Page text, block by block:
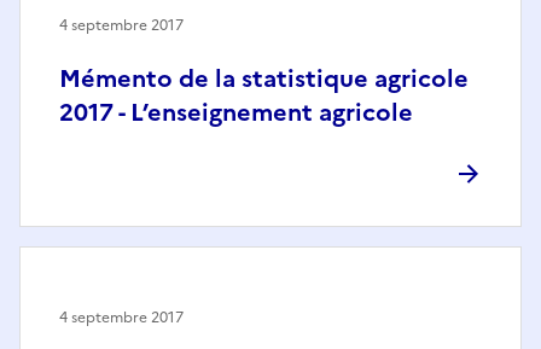
Mémento de la statistique agricole
2017 - L’enseignement agricole
4 septembre 2017
4 septembre 2017